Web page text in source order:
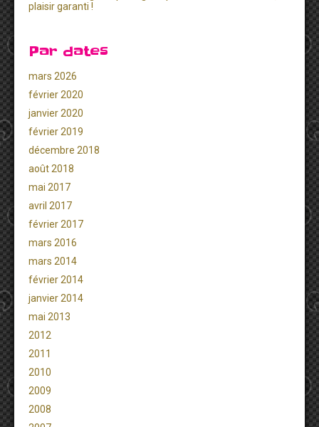
plaisir garanti !
Par dates
mars 2026
février 2020
janvier 2020
février 2019
décembre 2018
août 2018
mai 2017
avril 2017
février 2017
mars 2016
mars 2014
février 2014
janvier 2014
mai 2013
2012
2011
2010
2009
2008